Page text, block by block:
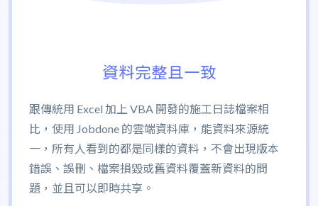
資料完整且一致
跟傳統用 Excel 加上 VBA 開發的施工日誌檔案相
比，使用 Jobdone 的雲端資料庫，能資料來源統
一，所有人看到的都是同樣的資料，不會出現版本
錯誤、誤刪、檔案損毀或舊資料覆蓋新資料的問
題，並且可以即時共享。